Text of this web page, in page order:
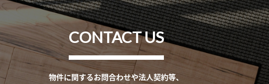
CONTACT US
物件に関するお問合わせや法人契約等、